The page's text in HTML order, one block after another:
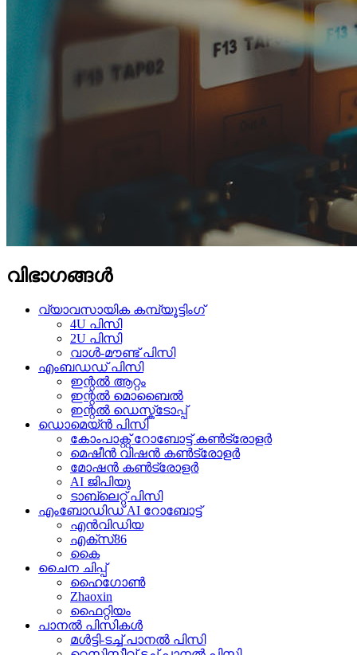
വിഭാഗങ്ങൾ
വ്യാവസായിക കമ്പ്യൂട്ടിംഗ്
4U പിസി
2U പിസി
വാൾ-മൗണ്ട് പിസി
എംബഡഡ് പിസി
ഇന്റൽ ആറ്റം
ഇന്റൽ മൊബൈൽ
ഇന്റൽ ഡെസ്ക്ടോപ്പ്
ഡൊമെയ്ൻ പിസി
കോം‌പാക്റ്റ് റോബോട്ട് കൺട്രോളർ
മെഷീൻ വിഷൻ കൺട്രോളർ
മോഷൻ കൺട്രോളർ
AI ജിപിയു
ടാബ്‌ലെറ്റ് പിസി
എംബോഡിഡ് AI റോബോട്ട്
എൻവിഡിയ
എക്സ്86
കൈ
ചൈന ചിപ്പ്
ഹൈഗോൺ
Zhaoxin
ഫൈറ്റിയം
പാനൽ പിസികൾ
മൾട്ടി-ടച്ച് പാനൽ പിസി